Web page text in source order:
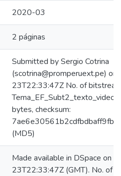
2020-03
2 páginas
Submitted by Sergio Cotrina
(scotrina@promperuext.pe)
23T22:33:47Z No. of
bytes, checksum:
(MD5)
Made available in DSpace on
23T22:33:47Z (GMT). No. of